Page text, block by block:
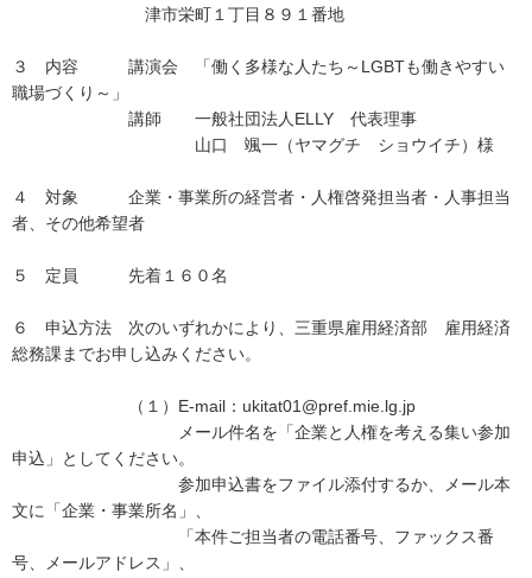
津市栄町１丁目８９１番地
３ 内容 講演会 「働く多様な人たち～LGBTも働きやすい
職場づくり～」
講師 一般社団法人ELLY 代表理事
山口 颯一（ヤマグチ ショウイチ）様
４ 対象 企業・事業所の経営者・人権啓発担当者・人事担当
者、その他希望者
５ 定員 先着１６０名
６ 申込方法 次のいずれかにより、三重県雇用経済部 雇用経済
総務課までお申し込みください。
（１）E-mail：ukitat01@pref.mie.lg.jp
メール件名を「企業と人権を考える集い参加
申込」としてください。
参加申込書をファイル添付するか、メール本
文に「企業・事業所名」、
「本件ご担当者の電話番号、ファックス番
号、メールアドレス」、